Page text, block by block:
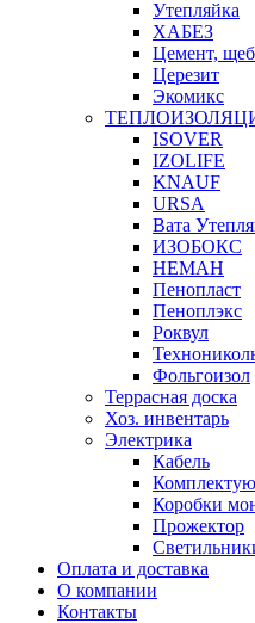
Утепляйка
ХАБЕЗ
Цемент,
Церезит
Экомикс
ISOVER
IZOLIFE
KNAUF
URSA
Вата
ИЗОБОКС
НЕМАН
Пенопласт
Пеноплэкс
Роквул
Фольгоизол
Террасная доска
Хоз. инвентарь
Электрика
Кабель
Коробки
Прожектор
Оплата и доставка
О компании
Контакты